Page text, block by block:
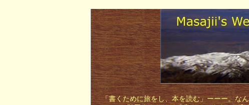
「書くために旅をし、本を読む」ーーー。な